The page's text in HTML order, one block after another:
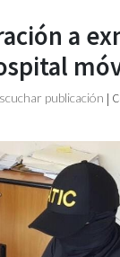
a
publicación |